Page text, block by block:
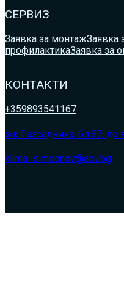
СЕРВИЗ
Заявка за монтажЗаявка
профилактикаЗаявка за
КОНТАКТИ
+359893541167
жк.Разсадника, бл.87, до
klima_simeonov@abv.bg